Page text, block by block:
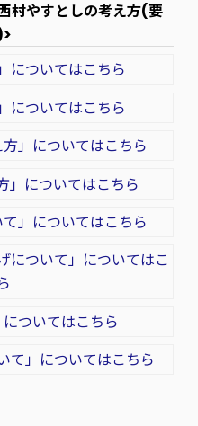
村やすとしの考え方(要
についてはこちら
についてはこちら
方」についてはこちら
」についてはこちら
て」についてはこちら
について」についてはこ
についてはこちら
て」についてはこちら